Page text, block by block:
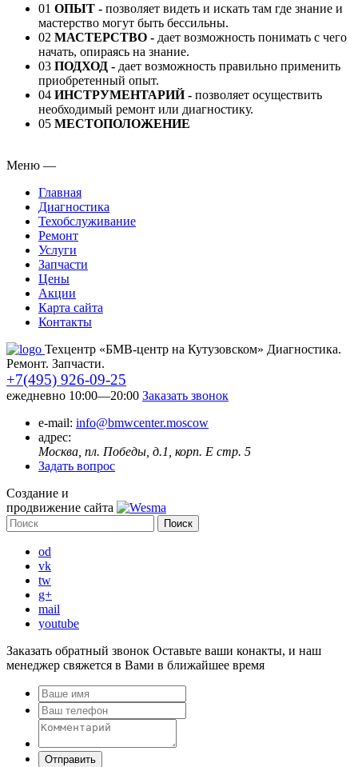
01 ОПЫТ - позволяет видеть и искать там где знание и
мастерство могут быть бессильны.
02 МАСТЕРСТВО - дает возможность понимать с чего
начать, опираясь на знание.
03 ПОДХОД - дает возможность правильно применить
приобретенный опыт.
04 ИНСТРУМЕНТАРИЙ- позволяет осуществить
необходимый ремонт или диагностику.
05 МЕСТОПОЛОЖЕНИЕ
Меню —
Главная
Диагностика
Техобслуживание
Ремонт
Услуги
Запчасти
Цены
Акции
Карта сайта
Контакты
Техцентр «БМВ-центр на Кутузовском» Диагностика.
Ремонт. Запчасти.
+7(495) 926-09-25
ежедневно 10:00—20:00 Заказать звонок
e-mail: info@bmwcenter.moscow
адрес:
Москва, пл. Победы, д.1, корп. E стр. 5
Задать вопрос
Создание и
продвижение сайта
od
vk
tw
g+
mail
youtube
Заказать обратный звонок Оставьте ваши конакты, и наш
менеджер свяжется в Вами в ближайшее время
Отправить